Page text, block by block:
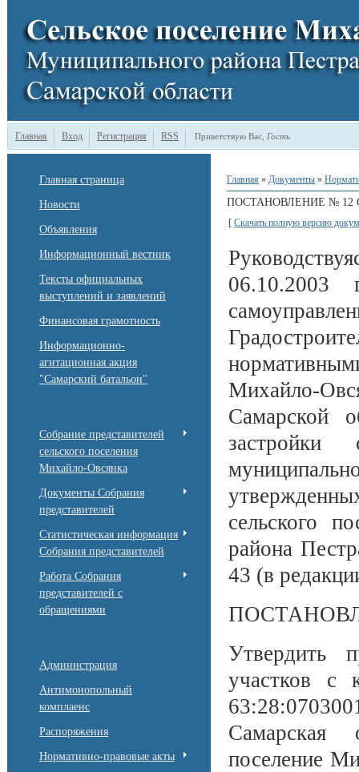
Главная Вход Регистрация RSS Приветствую Вас Гость
Главная страница
Новости
Объявления
Информационный вестник
Тексты официальных
выступлений и заявлений
Финансовая грамотность
Информационно-
агитационная акция
"Самарский батальон"
Собрание представителей
сельского поселения
Михайло-Овсянка
Документы Собрания
представителей
Статистическая информация
Собрания представителей
Работа Собрания
представителей с
обращениями
Администрация
Антимонопольный
комплаенс
Распоряжения
Нормативно-правовые акты
Главная » Документы »
ПОСТАНОВЛЕНИЕ № 12
[ Скачать полную версию
06.10.2003
Михайло-
Самарской
застройки
сельского
района
43 (в
Утвердить
участков с
Самарская
поселение